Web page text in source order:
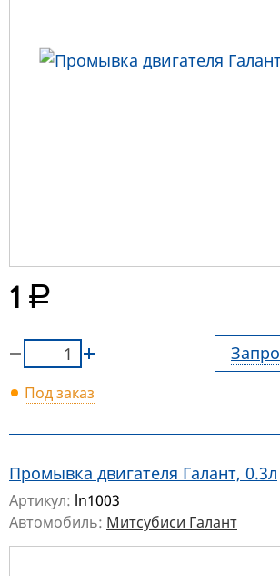
1 руб.
Под заказ
Промывка двигателя Галант, 0.3л
Артикул: ln1003
Автомобиль: Митсубиси Галант